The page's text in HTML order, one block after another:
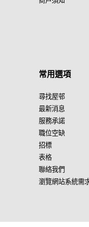
常用選項
尋找屋邨
最新消息
服務承諾
職位空缺
招標
表格
聯絡我們
瀏覽網站系統需